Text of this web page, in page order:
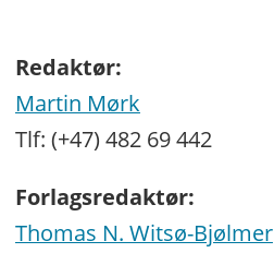
Redaktør:
Martin Mørk
Tlf: (+47) 482 69 442
Forlagsredaktør:
Thomas N. Witsø-Bjølmer